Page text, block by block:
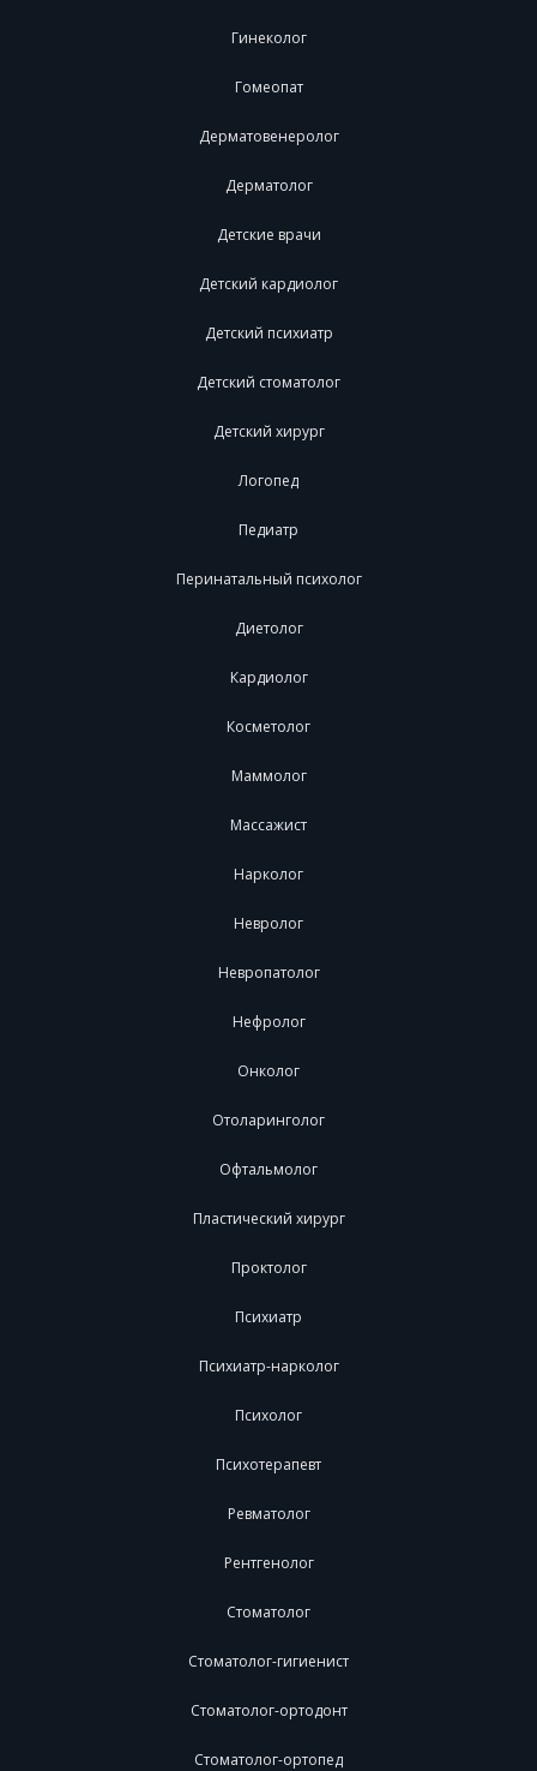
Гинеколог
Гомеопат
Дерматовенеролог
Дерматолог
Детские врачи
Детский кардиолог
Детский психиатр
Детский стоматолог
Детский хирург
Логопед
Педиатр
Перинатальный психолог
Диетолог
Кардиолог
Косметолог
Маммолог
Массажист
Нарколог
Невролог
Невропатолог
Нефролог
Онколог
Отоларинголог
Офтальмолог
Пластический хирург
Проктолог
Психиатр
Психиатр-нарколог
Психолог
Психотерапевт
Ревматолог
Рентгенолог
Стоматолог
Стоматолог-гигиенист
Стоматолог-ортодонт
Стоматолог-ортопед